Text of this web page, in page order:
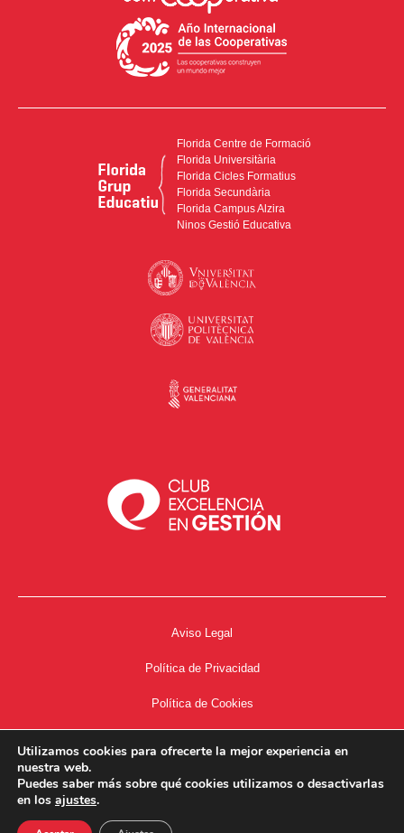
Florida Centre de Formació
Florida Universitària
Florida Cicles Formatius
Florida Secundària
Florida Campus Alzira
Ninos Gestió Educativa
Aviso Legal
Política de Privacidad
Política de Cookies
Utilizamos cookies para ofrecerte la mejor experiencia en
nuestra web.
Puedes saber más sobre qué cookies utilizamos o desactivarlas
en los ajustes.